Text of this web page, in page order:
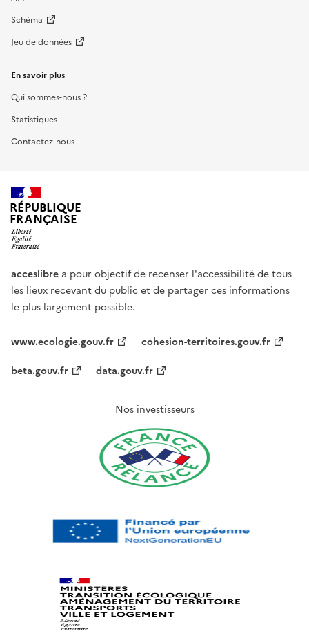
Schéma
Jeu de données
En savoir plus
Qui sommes-nous ?
Statistiques
Contactez-nous
RÉPUBLIQUE
FRANÇAISE
acceslibre a pour objectif de recenser l'accessibilité de tous
les lieux recevant du public et de partager ces informations
le plus largement possible.
www.ecologie.gouv.fr
cohesion-territoires.gouv.fr
beta.gouv.fr
data.gouv.fr
Nos investisseurs